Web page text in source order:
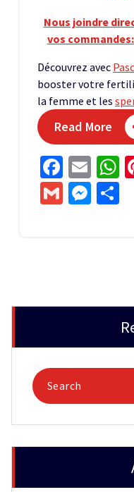
Nous joindre
vos commandes:
Découvrez avec
booster votre
la femme et les
Read More
Gmail